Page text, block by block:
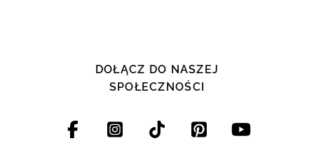
DOŁĄCZ DO NASZEJ
SPOŁECZNOŚCI